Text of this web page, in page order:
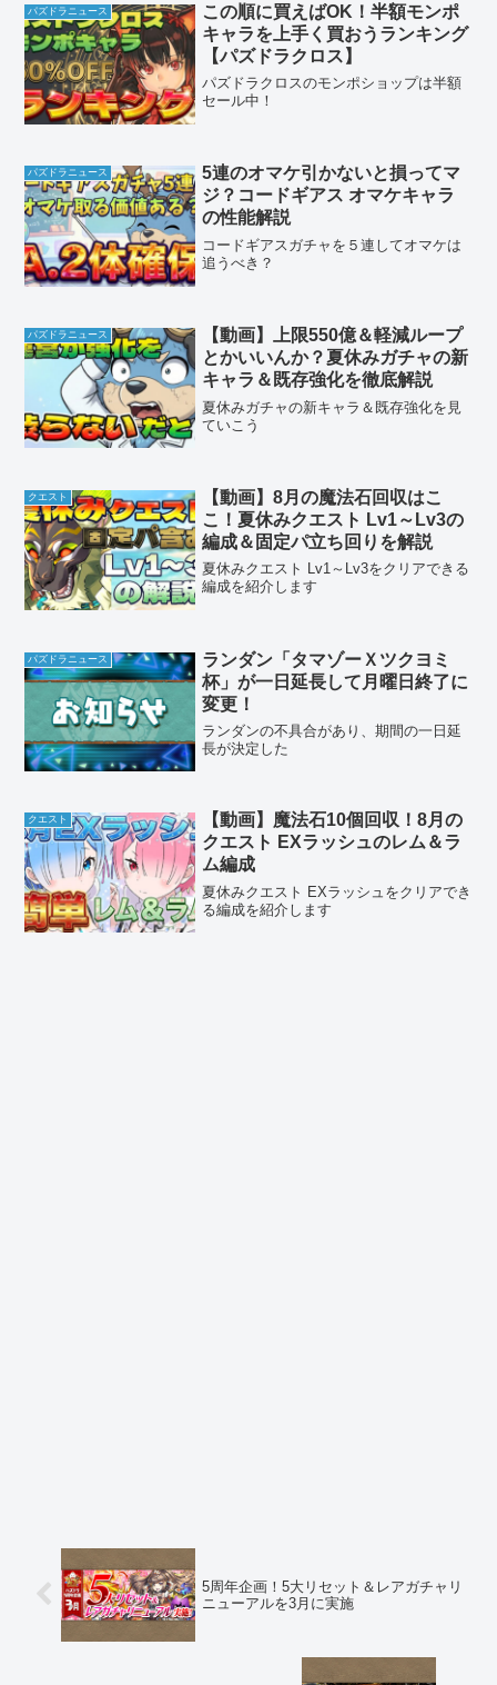
パズドラニュース
この順に買えばOK！半額モンポ
キャラを上手く買おうランキング
【パズドラクロス】
パズドラクロスのモンポショップは半額
セール中！
パズドラニュース
5連のオマケ引かないと損ってマ
ジ？コードギアス オマケキャラ
の性能解説
コードギアスガチャを５連してオマケは
追うべき？
パズドラニュース
【動画】上限550億＆軽減ループ
とかいいんか？夏休みガチャの新
キャラ＆既存強化を徹底解説
夏休みガチャの新キャラ＆既存強化を見
ていこう
クエスト
【動画】8月の魔法石回収はこ
こ！夏休みクエスト Lv1～Lv3の
編成＆固定パ立ち回りを解説
夏休みクエスト Lv1～Lv3をクリアできる
編成を紹介します
パズドラニュース
ランダン「タマゾーＸツクヨミ
杯」が一日延長して月曜日終了に
変更！
ランダンの不具合があり、期間の一日延
長が決定した
クエスト
【動画】魔法石10個回収！8月の
クエスト EXラッシュのレム＆ラ
ム編成
夏休みクエスト EXラッシュをクリアでき
る編成を紹介します
5周年企画！5大リセット＆レアガチャリ
ニューアルを3月に実施